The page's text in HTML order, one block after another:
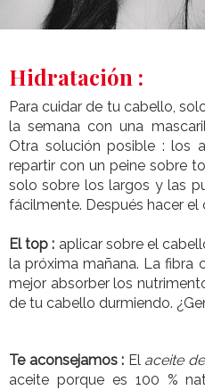
Hidratación :
Para cuidar de tu cabello,
la semana con una
Otra solución posible : los
repartir con un peine sobre
solo sobre los largos y las
fácilmente. Después hacer el
El top : aplicar sobre el
la próxima mañana. La fibra
mejor absorber los
de tu cabello durmiendo.
Te aconsejamos : El aceite
aceite porque es 100 %